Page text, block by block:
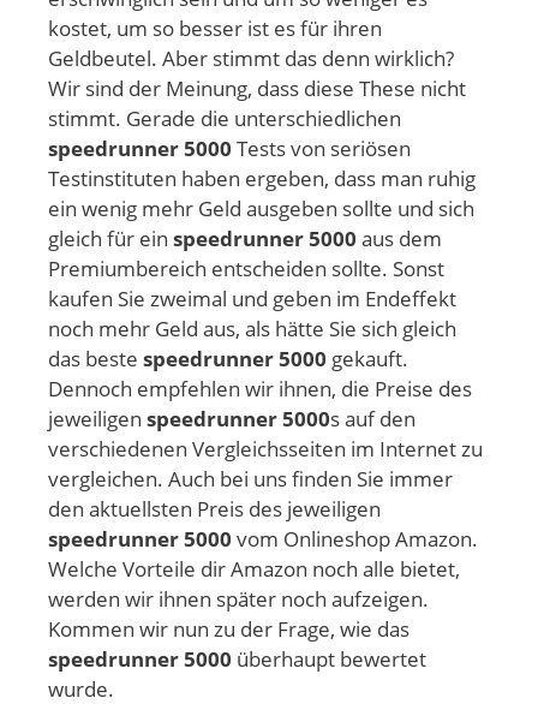
kostet, um so besser ist es für ihren
Geldbeutel. Aber stimmt das denn wirklich?
Wir sind der Meinung, dass diese These nicht
stimmt. Gerade die unterschiedlichen
speedrunner 5000 Tests von seriösen
Testinstituten haben ergeben, dass man ruhig
ein wenig mehr Geld ausgeben sollte und sich
gleich für ein speedrunner 5000 aus dem
Premiumbereich entscheiden sollte. Sonst
kaufen Sie zweimal und geben im Endeffekt
noch mehr Geld aus, als hätte Sie sich gleich
das beste speedrunner 5000 gekauft.
Dennoch empfehlen wir ihnen, die Preise des
jeweiligen speedrunner 5000s auf den
verschiedenen Vergleichsseiten im Internet zu
vergleichen. Auch bei uns finden Sie immer
den aktuellsten Preis des jeweiligen
speedrunner 5000 vom Onlineshop Amazon.
Welche Vorteile dir Amazon noch alle bietet,
werden wir ihnen später noch aufzeigen.
Kommen wir nun zu der Frage, wie das
speedrunner 5000 überhaupt bewertet
wurde.